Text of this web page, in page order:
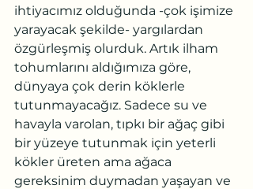
ihtiyacımız olduğunda -çok işimize
yarayacak şekilde- yargılardan
özgürleşmiş olurduk. Artık ilham
tohumlarını aldığımıza göre,
dünyaya çok derin köklerle
tutunmayacağız. Sadece su ve
havayla varolan, tıpkı bir ağaç gibi
bir yüzeye tutunmak için yeterli
kökler üreten ama ağaca
gereksinim duymadan yaşayan ve